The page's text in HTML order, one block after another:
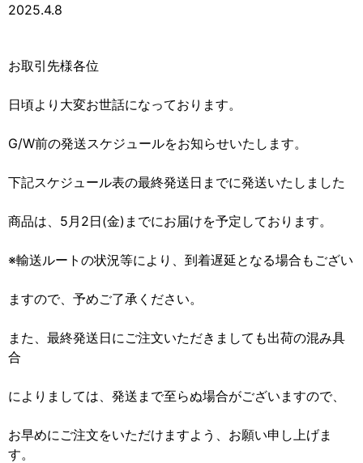
2025.4.8
お取引先様各位
日頃より大変お世話になっております。
G/W前の発送スケジュールをお知らせいたします。
下記スケジュール表の最終発送日までに発送いたしました
商品は、5月2日(金)までにお届けを予定しております。
※輸送ルートの状況等により、到着遅延となる場合もござい
ますので、予めご了承ください。
また、最終発送日にご注文いただきましても出荷の混み具
合
によりましては、発送まで至らぬ場合がございますので、
お早めにご注文をいただけますよう、お願い申し上げま
す。